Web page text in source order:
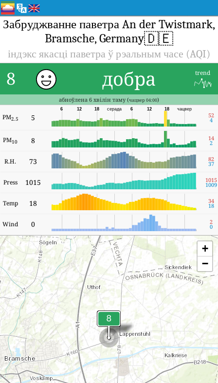
Забруджванне паветра An der Twistmark,
Bramsche, Germany🇩🇪
індэкс якасці паветра ў рэальным часе (AQI)
8 добра trend
абноўлена 6 хвілін таму (чацвер 04:00)
PM2.5 5
чацвер
18
12
6
серада
18
12
6
52
4
PM10 8 14
2
R.H. 73 82
37
Press 1015 1015
1009
Temp 18 34
18
Wind 0 2
0
+
−